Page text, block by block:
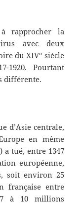
rapprocher la
avec deux
du XIV° siècle
Pourtant
différente.
d’Asie centrale,
en même
a tué, entre 1347
européenne,
soit environ 25
française entre
à 10 millions